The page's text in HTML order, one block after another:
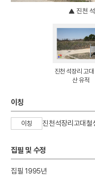
진천
진천 석장리 고
산 유적
이칭
이칭 진천석장리고대
집필 및 수정
집필 1995년